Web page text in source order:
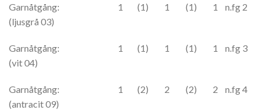
Garnåtgång: 1 (1) 1 (1) 1 n.fg 2
(ljusgrå 03)
Garnåtgång: 1 (1) 1 (1) 1 n.fg 3
(vit 04)
Garnåtgång: 1 (2) 2 (2) 2 n.fg 4
(antracit 09)